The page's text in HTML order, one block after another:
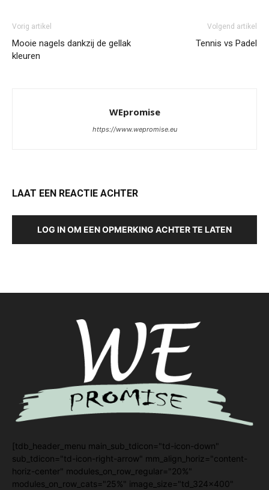
Vorig artikel
Mooie nagels dankzij de gellak
kleuren
Volgend artikel
Tennis vs Padel
WEpromise
https://www.wepromise.eu
LAAT EEN REACTIE ACHTER
LOG IN OM EEN OPMERKING ACHTER TE LATEN
[tdb_header_menu main_sub_tdicon="td-icon-down"
sub_tdicon="td-icon-right-arrow" mm_align_horiz="content-
horiz-center" modules_on_row_regular="20%"
modules_on_row_cats="25%" image_size="td_324x400"